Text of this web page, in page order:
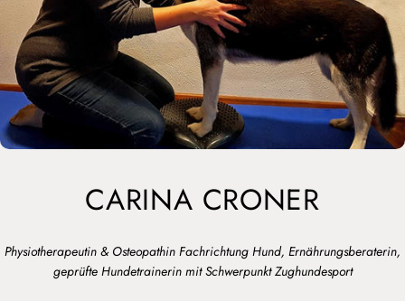
CARINA CRONER
Physiotherapeutin & Osteopathin Fachrichtung Hund, Ernährungsberaterin,
geprüfte Hundetrainerin mit Schwerpunkt Zughundesport